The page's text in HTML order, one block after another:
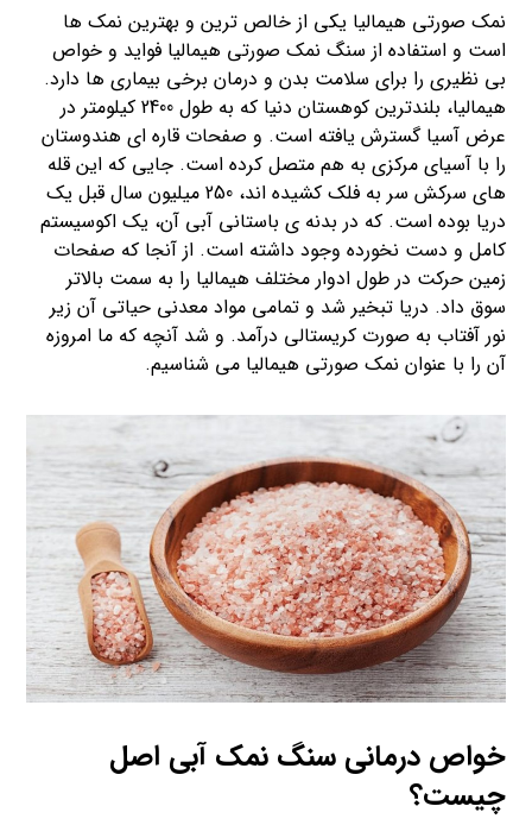
نمک صورتی هیمالیا یکی از خالص ترین و بهترین نمک ها
است و استفاده از سنگ نمک صورتی هیمالیا فواید و خواص
بی نظیری را برای سلامت بدن و درمان برخی بیماری ها دارد.
هیمالیا، بلندترین کوهستان دنیا که به طول 2400 کیلومتر در
عرض آسیا گسترش یافته است. و صفحات قاره ای هندوستان
را با آسیای مرکزی به هم متصل کرده است. جایی که این قله
های سرکش سر به فلک کشیده اند، 250 میلیون سال قبل یک
دریا بوده است. که در بدنه ی باستانی آبی آن، یک اکوسیستم
کامل و دست نخورده وجود داشته است. از آنجا که صفحات
زمین حرکت در طول ادوار مختلف هیمالیا را به سمت بالاتر
سوق داد. دریا تبخیر شد و تمامی مواد معدنی حیاتی آن زیر
نور آفتاب به صورت کریستالی درآمد. و شد آنچه که ما امروزه
آن را با عنوان نمک صورتی هیمالیا می شناسیم.
خواص درمانی سنگ نمک آبی اصل
چیست؟